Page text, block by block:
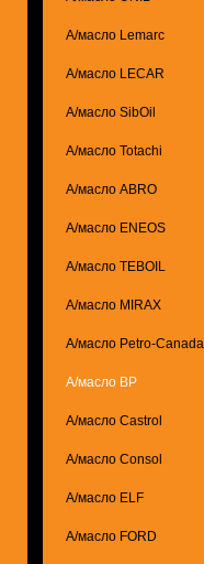
А/масло Lemarc
А/масло LECAR
А/масло SibOil
А/масло Totachi
А/масло ABRO
А/масло ENEOS
А/масло TEBOIL
А/масло MIRAX
А/масло Petro-Canada
А/масло BP
А/масло Castrol
А/масло Consol
А/масло ELF
А/масло FORD